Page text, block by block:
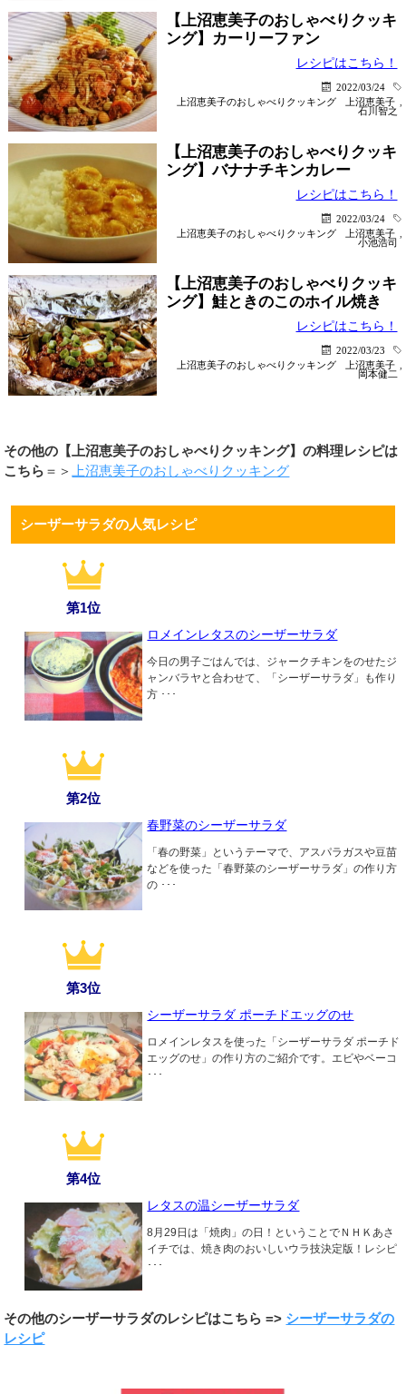
【上沼恵美子のおしゃべりクッキ
ング】カーリーファン
レシピはこちら！
2022/03/24
上沼恵美子のおしゃべりクッキング
上沼恵美子
石川智之
【上沼恵美子のおしゃべりクッキ
ング】バナナチキンカレー
レシピはこちら！
2022/03/24
上沼恵美子のおしゃべりクッキング
上沼恵美子
小池浩司
【上沼恵美子のおしゃべりクッキ
ング】鮭ときのこのホイル焼き
レシピはこちら！
2022/03/23
上沼恵美子のおしゃべりクッキング
上沼恵美子
岡本健二
その他の【上沼恵美子のおしゃべりクッキング】の料理レシピは
こちら ＝＞ 上沼恵美子のおしゃべりクッキング
シーザーサラダの人気レシピ
第1位
ロメインレタスのシーザーサラダ
今日の男子ごはんでは、ジャークチキンをのせたジ
ャンバラヤと合わせて、「シーザーサラダ」も作り
方 ･･･
第2位
春野菜のシーザーサラダ
「春の野菜」というテーマで、アスパラガスや豆苗
などを使った「春野菜のシーザーサラダ」の作り方
の ･･･
第3位
シーザーサラダ ポーチドエッグのせ
ロメインレタスを使った「シーザーサラダ ポーチド
エッグのせ」の作り方のご紹介です。エビやベーコ
･･･
第4位
レタスの温シーザーサラダ
8月29日は「焼肉」の日！ということでＮＨＫあさ
イチでは、焼き肉のおいしいウラ技決定版！レシピ
･･･
その他のシーザーサラダのレシピはこちら => シーザーサラダの
レシピ